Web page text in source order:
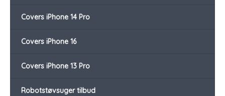
Covers iPhone 14 Pro
Covers iPhone 16
Covers iPhone 13 Pro
Robotstøvsuger tilbud